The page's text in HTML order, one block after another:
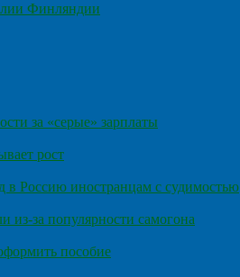
Финляндии
за «серые» зарплаты
рост
в Россию иностранцам с судимостью
из-за популярности самогона
пособие